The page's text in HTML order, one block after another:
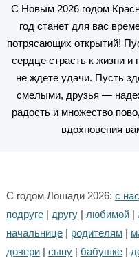
С Новым 2026 годом
год станет для вас
потрясающих открытий!
сердце страсть к жизни
не ждете удачи. Пусть
смелыми, друзья —
радость и множество
вдохновения
С годом Лошади 2026: с
подруге| другу| любимой|
начальнице| родителям|
дочери| сыну| бабушке|